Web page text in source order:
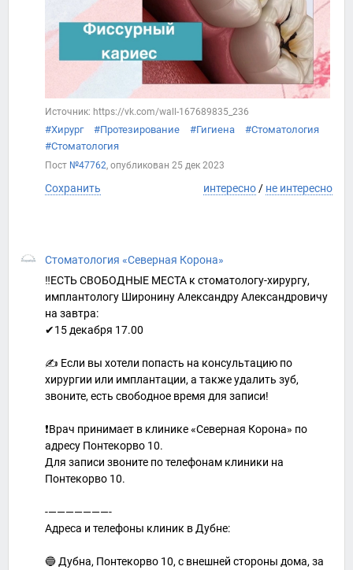
Источник: https://vk.com/wall-167689835_236
#Хирург #Протезирование #Гигиена
#Стоматология
#Стоматология
Пост №47762, опубликован 25 дек 2023
Сохранить интересно / не интересно
Стоматология «Северная Корона»
‼ЕСТЬ СВОБОДНЫЕ МЕСТА к стоматологу-хирургу,
имплантологу Широнину Александру Александровичу
на завтра:
✔15 декабря 17.00
✍ Если вы хотели попасть на консультацию по
хирургии или имплантации, а также удалить зуб,
звоните, есть свободное время для записи!
❗Врач принимает в клинике «Северная Корона» по
адресу Понтекорво 10.
Для записи звоните по телефонам клиники на
Понтекорво 10.
-———————-
Адреса и телефоны клиник в Дубне:
🔵 Дубна, Понтекорво 10, с внешней стороны дома, за